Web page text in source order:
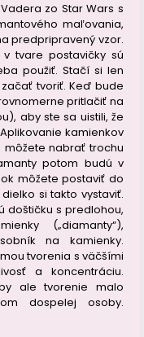
zo Star Wars s
maľovania,
predpripravený vzor.
tvare postavičky sú
použiť. Stačí si len
tvoriť. Keď bude
pritlačiť na
aby ste sa uistili, že
kamienkov
nabrať trochu
potom budú v
môžete postaviť do
si takto vystaviť.
doštičku s predlohou,
(„diamanty“),
na kamienky.
tvorenia s väčšími
a koncentráciu.
ale tvorenie malo
dospelej osoby.